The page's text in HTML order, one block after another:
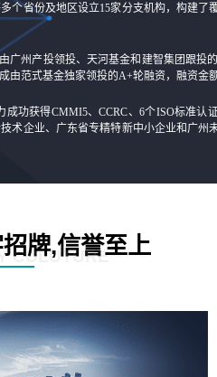
个省份及地区设立15家分支机构，构建了
广州产投领投、天河基金和建智集团跟投
由范式基金独家领投的A+轮融资，融资金
成功获得CMMI5、CCRC、6个ISO标准认
术企业、广东省专精特新中小企业和广州
牌,信誉至上
CULUTURE